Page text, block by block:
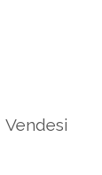
Vendesi